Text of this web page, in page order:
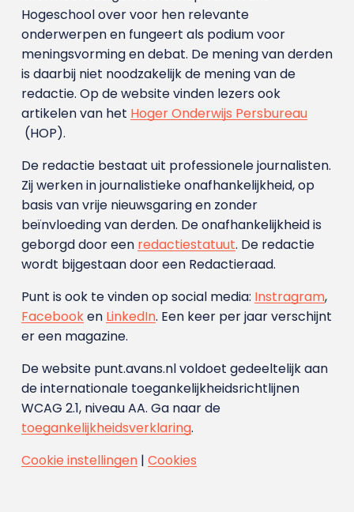
Hogeschool over voor hen relevante
onderwerpen en fungeert als podium voor
meningsvorming en debat. De mening van derden
is daarbij niet noodzakelijk de mening van de
redactie. Op de website vinden lezers ook
artikelen van het Hoger Onderwijs Persbureau
(HOP).
De redactie bestaat uit professionele journalisten.
Zij werken in journalistieke onafhankelijkheid, op
basis van vrije nieuwsgaring en zonder
beïnvloeding van derden. De onafhankelijkheid is
geborgd door een redactiestatuut. De redactie
wordt bijgestaan door een Redactieraad.
Punt is ook te vinden op social media: Instragram,
Facebooken LinkedIn. Een keer per jaar verschijnt
er een magazine.
De website punt.avans.nl voldoet gedeeltelijk aan
de internationale toegankelijkheidsrichtlijnen
WCAG 2.1, niveau AA. Ga naar de
toegankelijkheidsverklaring.
Cookie instellingen| Cookies